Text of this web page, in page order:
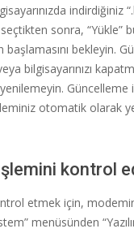
indirdiğiniz
sonra, “Yükle”
bekleyin.
bilgisayarınızı
Güncelleme
otomatik olarak
kontrol
etmek için,
menüsünden